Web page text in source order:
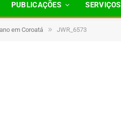
PUBLICAÇÕES SERVIÇOS
em Coroatá » JWR_6573